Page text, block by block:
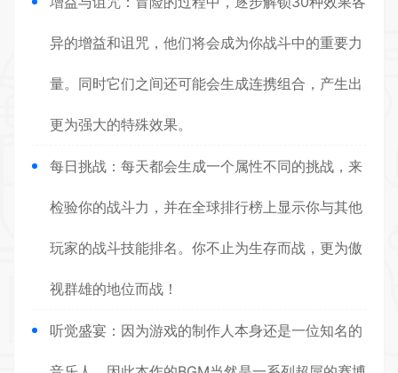
异的增益和诅咒，他们将会成为你战斗中的重要力
量。同时它们之间还可能会生成连携组合，产生出
更为强大的特殊效果。
每日挑战：每天都会生成一个属性不同的挑战，来
检验你的战斗力，并在全球排行榜上显示你与其他
玩家的战斗技能排名。你不止为生存而战，更为傲
视群雄的地位而战！
听觉盛宴：因为游戏的制作人本身还是一位知名的